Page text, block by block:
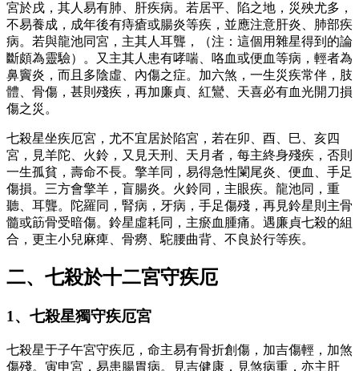
宮於戌，其人易有肺、肝疾病。若居平、陷之地，災殃尤多，
不易養成，成年後有痔瘡或腸炎等疾，並應注意肝炎、肺部疾
病。若與龍池同宮，主其人耳聾，（注：這個用雜星得到的論
斷頗為靈驗）。又主其人患有哮喘、咯血或便血等病，輕者為
鼻竇炎，而且多陰虛、內傷之症。加六煞，一生災疾常伴，肢
體、骨傷，甚則殘疾，再加廉貞、紅鸞、天喜必有血光開刀損
傷之災。
七殺星坐疾厄宮，尤不宜居於陷宮，若在卯、酉、巳、亥四
宮，見羊陀、火鈴，又見天刑、天月者，每主終身殘疾，否則
一生孤貧，壽命不長。擎羊同，易得急性闌尾炎、便血、手足
傷損。三方會擎羊，盲腸炎。火鈴同，主眼疾。龍池同，重
聽、耳聾。陀羅同，腎病，牙病，手足傷殘，再見鈴星則主骨
髓或筯骨受暗傷。鈴星虛耗同，主瘀血腫痛。遇廉貞七殺的組
合，更主小兒麻痺、骨癆、駝腰曲背、不良於行等疾。
二、七殺於十二宮守疾厄
1、七殺星獨守疾厄宮
七殺星于子午宮守疾厄，命主易有骨折創傷，加吉傷輕，加煞
傷殘。寅申宮，易患腸胃病。見吉健康，見煞病重，亦主肝